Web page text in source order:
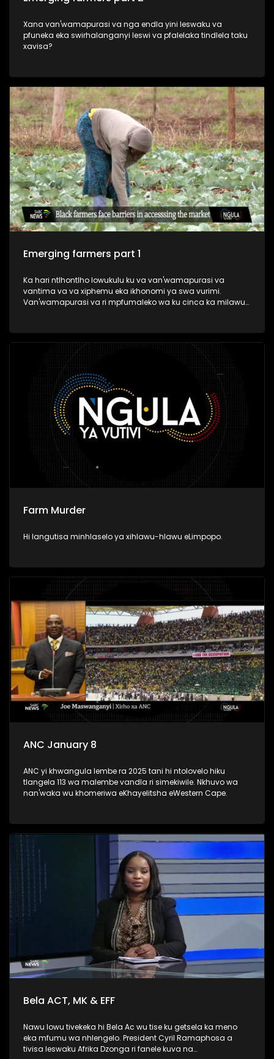
Xana van'wamapurasi va nga endla yini leswaku va
pfuneka eka swirhalanganyi leswi va pfalelaka tindlela taku
xavisa?
Emerging farmers part 1
Ka hari ntlhontlho lowukulu ku va van'wamapurasi va
vantima va va xiphemu eka ikhonomi ya swa vurimi.
Van'wamapurasi va ri mpfumaleko wa ku cinca ka milawu
Farm Murder
Hi langutisa minhlaselo ya xihlawu-hlawu eLimpopo.
ANC January 8
ANC yi khwangula lembe ra 2025 tani hi ntolovelo hiku
tlangela 113 wa malembe vandla ri simekiwile. Nkhuvo wa
nan'waka wu khomeriwa eKhayelitsha eWestern Cape.
Bela ACT, MK & EFF
Nawu lowu tivekeka hi Bela Ac wu tise ku getsela ka meno
eka mfumu wa nhlengelo. President Cyril Ramaphosa a
tivisa leswaku Afrika Dzonga ri fanele kuva na